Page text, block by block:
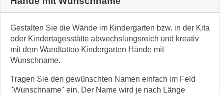
Gestalten Sie die Wände im Kindergarten bzw. in der Kita
oder Kindertagesstätte abwechslungsreich und kreativ
mit dem Wandtattoo Kindergarten Hände mit
Wunschname.
Tragen Sie den gewünschten Namen einfach im Feld
"Wunschname" ein. Der Name wird je nach Länge